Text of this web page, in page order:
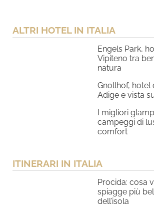
ALTRI HOTEL IN ITALIA
Engels Park,
Vipiteno tra
natura
Gnollhof, hotel
Adige e vista
I migliori
campeggi di
comfort
ITINERARI IN ITALIA
Procida: cosa
spiagge più
dell’isola